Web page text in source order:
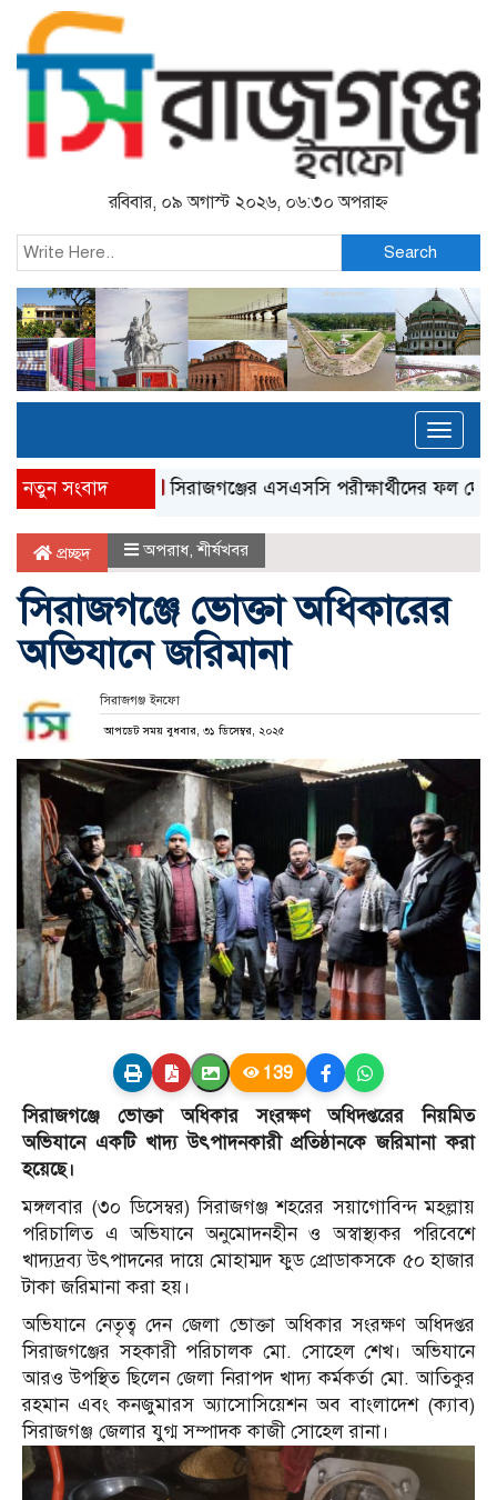
রবিবার, ০৯ অগাস্ট ২০২৬, ০৬:৩০ অপরাহ্ন
Search
নতুন সংবাদসিরাজগঞ্জের এসএসসি পরীক্ষার্থীদের ফল দেখতে নতুন
প্রচ্ছদ অপরাধ,শীর্ষখবর
সিরাজগঞ্জে ভোক্তা অধিকারের
অভিযানে জরিমানা
সিরাজগঞ্জ ইনফো
আপডেট সময় বুধবার, ৩১ ডিসেম্বর, ২০২৫
139
সিরাজগঞ্জে ভোক্তা অধিকার সংরক্ষণ অধিদপ্তরের নিয়মিত
অভিযানে একটি খাদ্য উৎপাদনকারী প্রতিষ্ঠানকে জরিমানা করা
হয়েছে।
মঙ্গলবার (৩০ ডিসেম্বর) সিরাজগঞ্জ শহরের সয়াগোবিন্দ মহল্লায়
পরিচালিত এ অভিযানে অনুমোদনহীন ও অস্বাস্থ্যকর পরিবেশে
খাদ্যদ্রব্য উৎপাদনের দায়ে মোহাম্মদ ফুড প্রোডাকসকে ৫০ হাজার
টাকা জরিমানা করা হয়।
অভিযানে নেতৃত্ব দেন জেলা ভোক্তা অধিকার সংরক্ষণ অধিদপ্তর
সিরাজগঞ্জের সহকারী পরিচালক মো. সোহেল শেখ। অভিযানে
আরও উপস্থিত ছিলেন জেলা নিরাপদ খাদ্য কর্মকর্তা মো. আতিকুর
রহমান এবং কনজুমারস অ্যাসোসিয়েশন অব বাংলাদেশ (ক্যাব)
সিরাজগঞ্জ জেলার যুগ্ম সম্পাদক কাজী সোহেল রানা।